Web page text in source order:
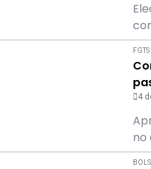
FGTS
4
no